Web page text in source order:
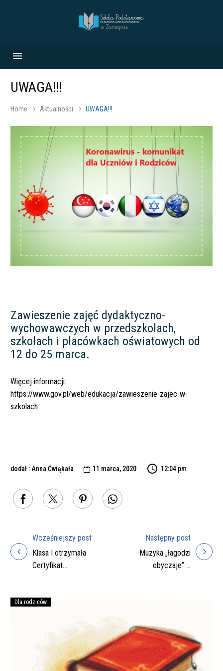
UWAGA!!!
Home Aktualności UWAGA!!!
Zawieszenie zajęć dydaktyczno-
wychowawczych w przedszkolach,
szkołach i placówkach oświatowych od
12 do 25 marca.
Więcej informacji:
https://www.gov.pl/web/edukacja/zawieszenie-zajec-w-
szkolach
dodał : Anna Ćwiąkała  11 marca, 2020 12:04 pm
Nawigacja
wpisu
Wcześniejszy post
Klasa I otrzymała
Certyfikat
edycji Akademii
Następny post
Muzyka „łagodzi
obyczaje” –
rok
szkolny
do
Dla rodziców